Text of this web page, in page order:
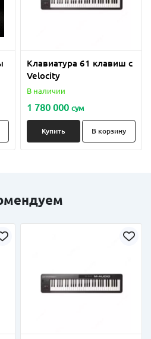
Клавиатура 61 клавиш с
Velocity
В наличии
1 780 000 сум
Купить В корзину